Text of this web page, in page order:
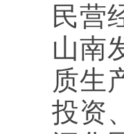
民营
山南
质生
投资